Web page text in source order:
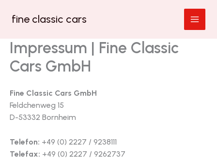
Inhaltfine classic cars
Impressum | Fine Classic
Cars GmbH
Fine Classic Cars GmbH
Feldchenweg 15
D-53332 Bornheim
Telefon: +49 (0) 2227 / 9238111
Telefax: +49 (0) 2227 / 9262737